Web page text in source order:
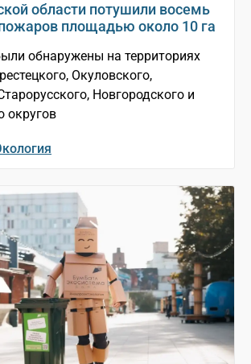
области потушили восемь
площадью около 10 га
обнаружены на территориях
Окуловского,
Новгородского и
округов